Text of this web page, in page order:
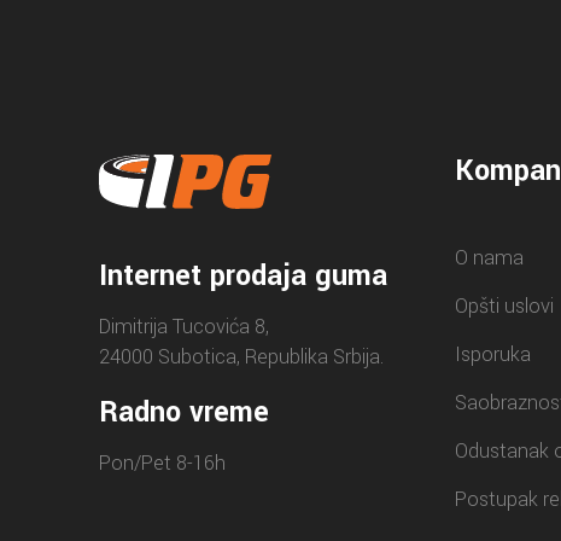
Internet prodaja guma
Dimitrija Tucovića 8,
24000 Subotica, Republika Srbija.
Radno vreme
Pon/Pet 8-16h
O nama
Opšti uslovi
Isporuka
Odustanak
Postupak